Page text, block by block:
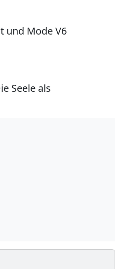
und Mode V6
Seele als